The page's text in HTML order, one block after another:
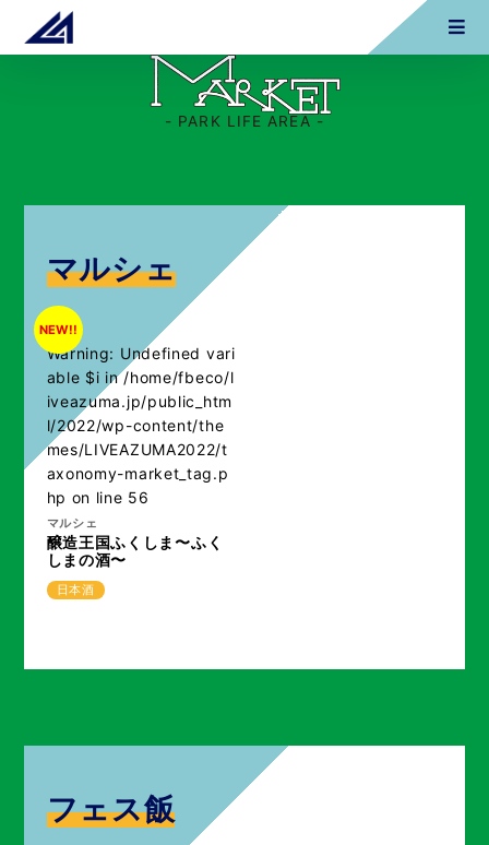
- PARK LIFE AREA -
マルシェ
NEW!!
Warning: Undefined vari
able $i in/home/fbeco/l
iveazuma.jp/public_htm
l/2022/wp-content/the
mes/LIVEAZUMA2022/t
axonomy-market_tag.p
hp on line 56
マルシェ
醸造王国ふくしま〜ふく
しまの酒〜
日本酒
フェス飯